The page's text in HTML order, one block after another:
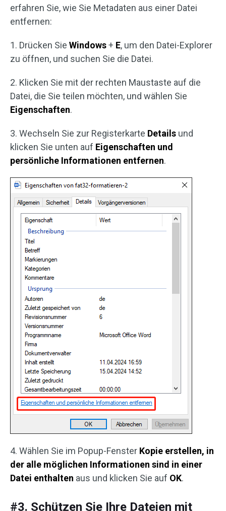
erfahren Sie, wie Sie Metadaten aus einer Datei
entfernen:
1. Drücken Sie Windows+ E, um den Datei-Explorer
zu öffnen, und suchen Sie die Datei.
2. Klicken Sie mit der rechten Maustaste auf die
Datei, die Sie teilen möchten, und wählen Sie
Eigenschaften.
3. Wechseln Sie zur Registerkarte Details und
klicken Sie unten auf Eigenschaften und
persönliche Informationen entfernen.
4. Wählen Sie im Popup-Fenster Kopie erstellen, in
der alle möglichen Informationen sind in einer
Datei enthalten aus und klicken Sie auf OK.
#3. Schützen Sie Ihre Dateien mit